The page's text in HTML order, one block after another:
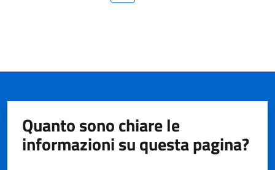
Quanto sono chiare le
informazioni su questa pagina?